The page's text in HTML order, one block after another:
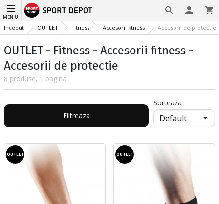
MENIU
Inceput OUTLET Fitness Accesorii fitness Accesorii de protectie
OUTLET - Fitness - Accesorii fitness -
Accesorii de protectie
8 produse, 1 pagina
Filtreaza
Sorteaza
OUTLET OUTLET